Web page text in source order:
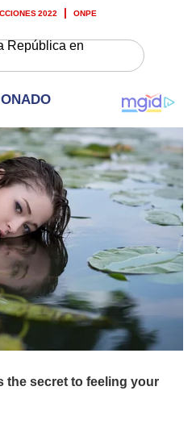
2022 ONPE
República en